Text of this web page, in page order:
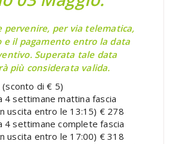
pervenire, per via telematica,
e il pagamento entro la data
Superata tale data
più considerata valida.
di € 5)
4 settimane mattina fascia
uscita entro le 13:15) € 278
4 settimane complete fascia
uscita entro le 17:00) € 318